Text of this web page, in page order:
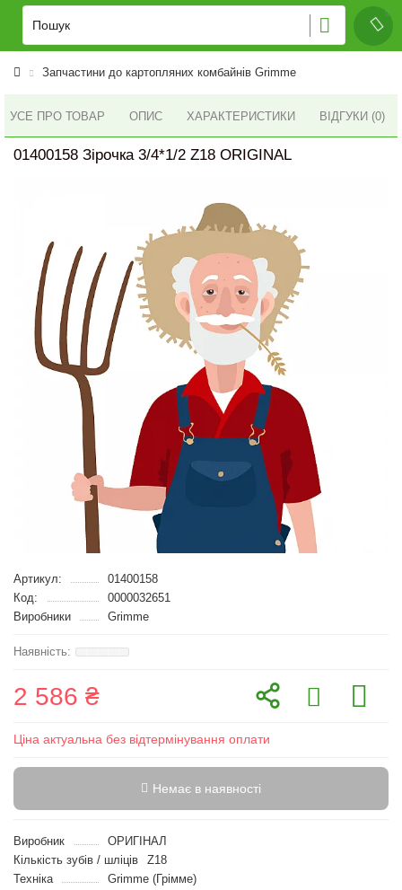
Запчастини до картопляних комбайнів Grimme
УСЕ ПРО ТОВАР ОПИС ХАРАКТЕРИСТИКИ ВІДГУКИ (0)
01400158 Зірочка 3/4*1/2 Z18 ORIGINAL
Артикул:
01400158
Код:
0000032651
Виробники
Grimme
2 586 ₴
Ціна актуальна без відтермінування оплати
Немає в наявності
Виробник
ОРИГІНАЛ
Кількість зубів / шліців
Z18
Техніка
Grimme (Грімме)